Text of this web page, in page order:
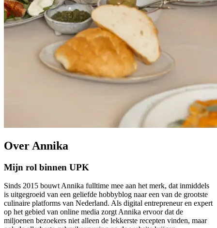
Over Annika
Mijn rol binnen UPK
Sinds 2015 bouwt Annika fulltime mee aan het merk, dat inmiddels
is uitgegroeid van een geliefde hobbyblog naar een van de grootste
culinaire platforms van Nederland. Als digital entrepreneur en expert
op het gebied van online media zorgt Annika ervoor dat de
miljoenen bezoekers niet alleen de lekkerste recepten vinden, maar